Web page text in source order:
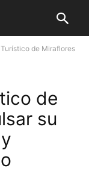
de Miraflores
de
su